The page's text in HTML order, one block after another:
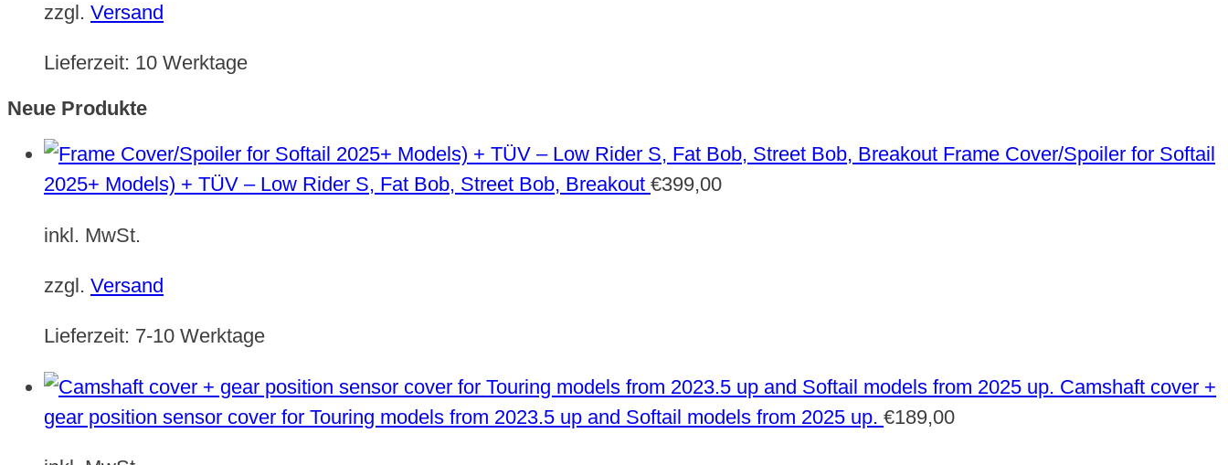
zzgl. Versand
Lieferzeit: 10 Werktage
Neue Produkte
Frame Cover/Spoiler for Softail
2025+ Models) + TÜV – Low Rider S, Fat Bob, Street Bob, Breakout €399,00
inkl. MwSt.
zzgl. Versand
Lieferzeit: 7-10 Werktage
Camshaft cover +
gear position sensor cover for Touring models from 2023.5 up and Softail models from 2025 up. €189,00